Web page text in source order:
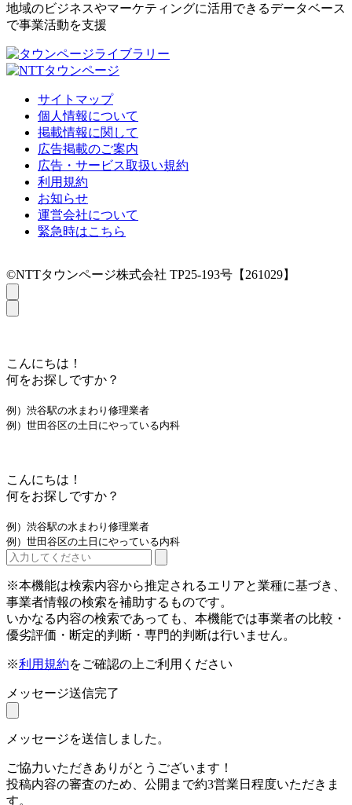
地域のビジネスやマーケティングに活用できるデータベース
で事業活動を支援
サイトマップ
個人情報について
掲載情報に関して
広告掲載のご案内
広告・サービス取扱い規約
利用規約
お知らせ
運営会社について
緊急時はこちら
©NTTタウンページ株式会社 TP25-193号【261029】
こんにちは！
何をお探しですか？
例）渋谷駅の水まわり修理業者
例）世田谷区の土日にやっている内科
こんにちは！
何をお探しですか？
例）渋谷駅の水まわり修理業者
例）世田谷区の土日にやっている内科
※本機能は検索内容から推定されるエリアと業種に基づき、
事業者情報の検索を補助するものです。
いかなる内容の検索であっても、本機能では事業者の比較・
優劣評価・断定的判断・専門的判断は行いません。
※利用規約をご確認の上ご利用ください
メッセージ送信完了
メッセージを送信しました。
ご協力いただきありがとうございます！
投稿内容の審査のため、公開まで約3営業日程度いただきま
す。